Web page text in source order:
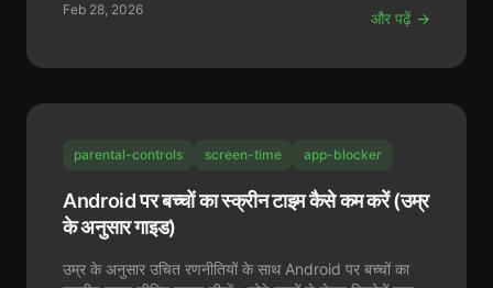
Feb 28, 2026 और पढ़ें →
parental-controls screen-time app-blocker
Android पर बच्चों का स्क्रीन टाइम कैसे कम करें (उम्र
के अनुसार गाइड)
उम्र के अनुसार उचित रणनीतियों के साथ Android पर बच्चों का